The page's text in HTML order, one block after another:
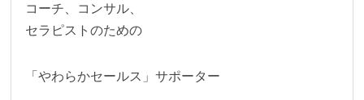
コーチ、コンサル、
セラピストのための
「やわらかセールス」サポーター